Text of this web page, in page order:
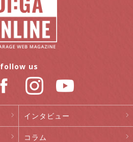
インタビュー
コラム
follow us